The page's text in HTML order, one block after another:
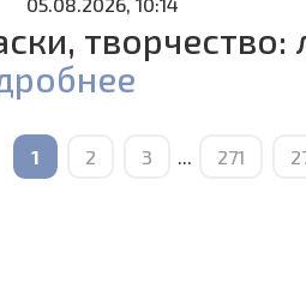
творчество:
1 2 3 ... 271